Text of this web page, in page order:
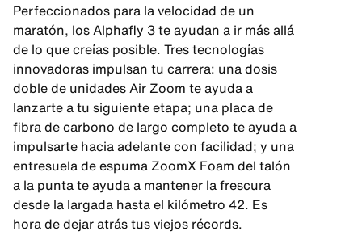
Perfeccionados para la velocidad de un
maratón, los Alphafly 3 te ayudan a ir más allá
de lo que creías posible. Tres tecnologías
innovadoras impulsan tu carrera: una dosis
doble de unidades Air Zoom te ayuda a
lanzarte a tu siguiente etapa; una placa de
fibra de carbono de largo completo te ayuda a
impulsarte hacia adelante con facilidad; y una
entresuela de espuma ZoomX Foam del talón
a la punta te ayuda a mantener la frescura
desde la largada hasta el kilómetro 42. Es
hora de dejar atrás tus viejos récords.